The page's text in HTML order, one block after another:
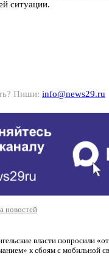
ситуации.
Пиши: info@news29.ru
новостей
власти попросили
к сбоям с мобильной